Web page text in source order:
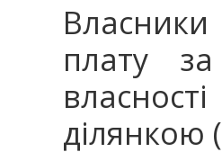
Власники
плату
ділянкою